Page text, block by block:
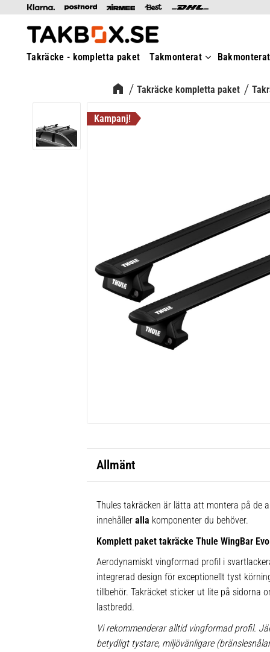
Takräcke - kompletta paket Takmonterat Bakmonterat
Takräcke kompletta paket
Allmänt
Thules takräcken är lätta att montera på de
innehåller alla komponenter du behöver.
Komplett paket takräcke Thule WingBar
Aerodynamiskt vingformad profil i
integrerad design för exceptionellt tyst
tillbehör. Takräcket sticker ut lite på sidorna
lastbredd.
Vi rekommenderar alltid vingformad profil.
betydligt tystare, miljövänligare